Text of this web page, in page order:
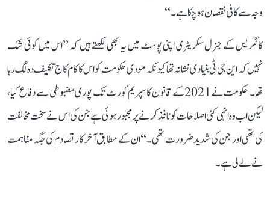
وجہ سے کافی نقصان ہو چکا ہے۔‘‘
کانگریس کے جنرل سکریٹری اپنی پوسٹ میں یہ بھی لکھتے ہیں کہ ’’اس میں کوئی شک
نہیں کہ این جی ٹی بنیادی نشانہ تھا کیونکہ مودی حکومت کو اس کا کام کاج تکلیف دہ لگ رہا
تھا۔ حکومت نے 2021 کے قانون کا سپریم کورٹ تک پوری مضبوطی سے دفاع کیا،
لیکن اب وہ انہی کئی اصلاحات کو نافذ کرنے پر مجبور ہوئی ہے جن کی اس نے سخت مخالفت
کی تھی اور جن کی شدید ضرورت تھی۔‘‘ ان کے مطابق آخر کار تصادم کی جگہ مفاہمت
نے لے لی ہے۔